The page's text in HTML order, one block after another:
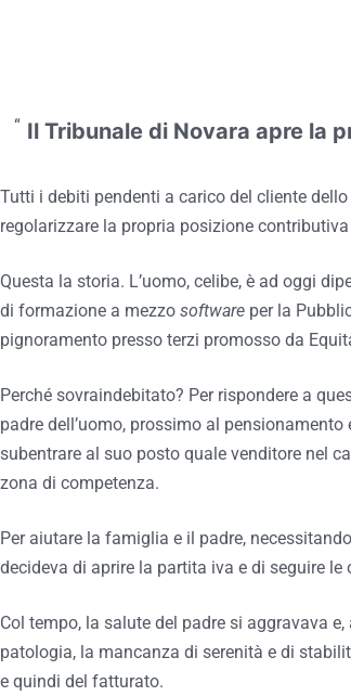
Il Tribunale di Novara apre la
Tutti i debiti pendenti a carico del cliente
regolarizzare la propria posizione
Questa la storia. L’uomo, celibe, è ad oggi
di formazione a mezzo software per la
pignoramento presso terzi promosso da
Perché sovraindebitato? Per rispondere a
padre dell’uomo, prossimo al
subentrare al suo posto quale venditore nel
zona di competenza.
Per aiutare la famiglia e il padre,
decideva di aprire la partita iva e di seguire
Col tempo, la salute del padre si aggravava
patologia, la mancanza di serenità e di
e quindi del fatturato.